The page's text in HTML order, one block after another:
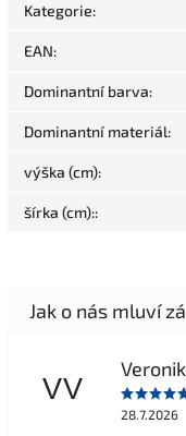
Kategorie:
EAN:
Dominantní barva:
Dominantní materiál:
výška (cm):
šírka (cm)::
VV
28.7.2026